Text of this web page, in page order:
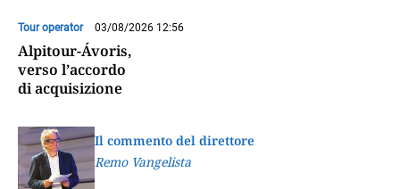
Tour operator 03/08/2026 12:56
Alpitour-Ávoris,
verso l’accordo
di acquisizione
Il commento del direttore
Remo Vangelista